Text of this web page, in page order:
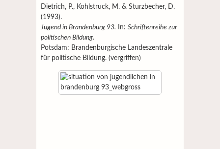
Dietrich, P., Kohlstruck, M. & Sturzbecher, D.
(1993).
Jugend in Brandenburg 93.
In: Schriftenreihe zur
politischen Bildung.
Potsdam: Brandenburgische Landeszentrale
für politische Bildung. (vergriffen)